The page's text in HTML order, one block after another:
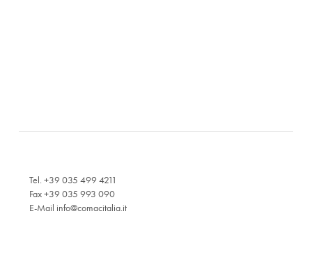
Tel. +39 035 499 4211
Fax +39 035 993 090
E-Mail info@comacitalia.it